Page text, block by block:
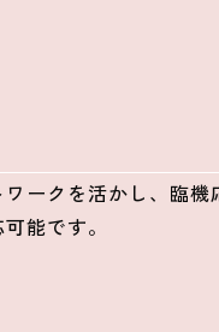
ークを活かし、臨機
能です。